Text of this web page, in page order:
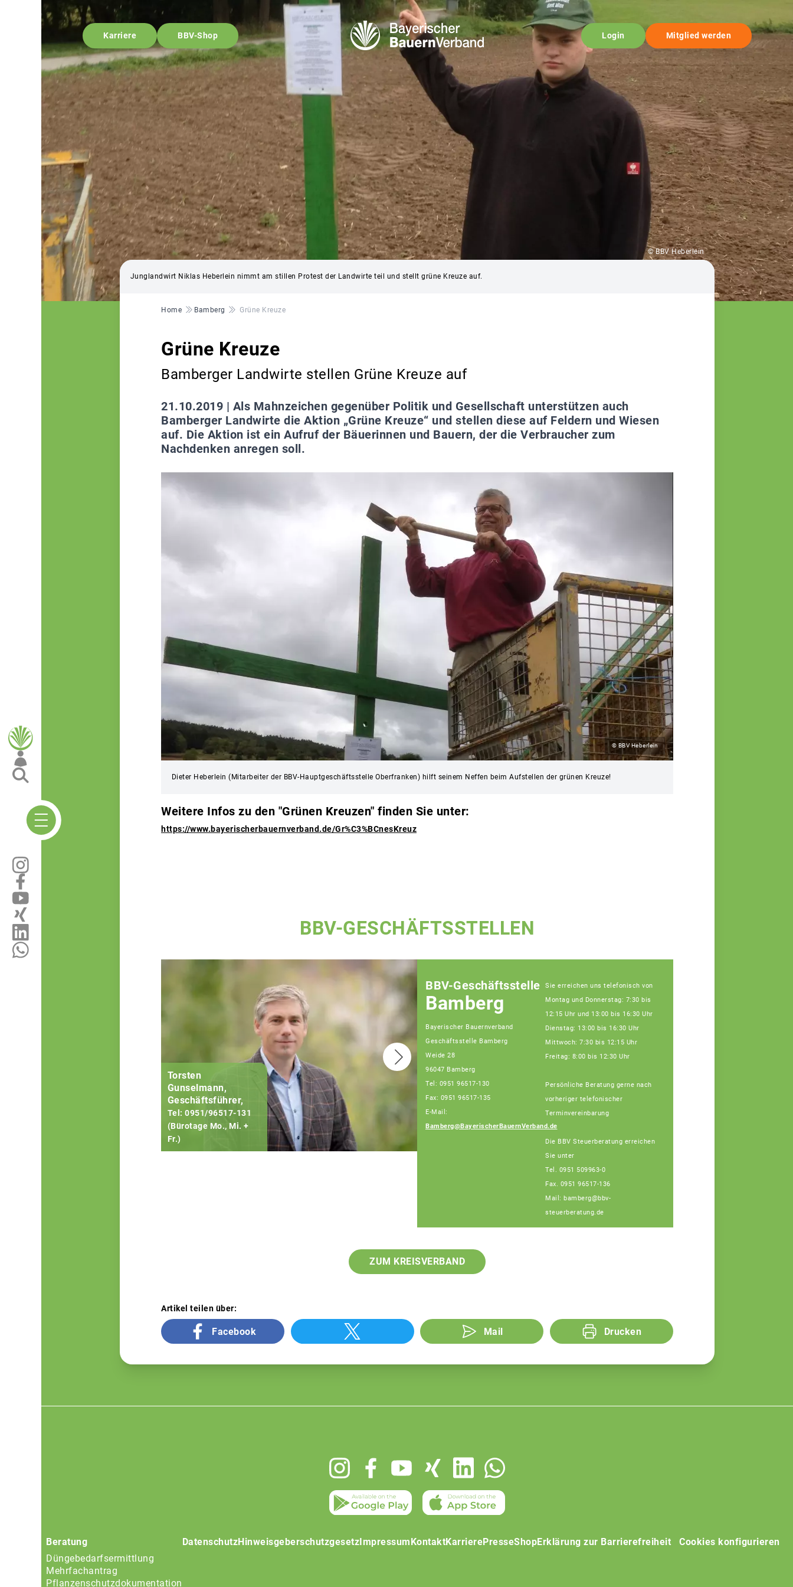
Karriere BBV-Shop Login Mitglied werden
© BBV Heberlein
Junglandwirt Niklas Heberlein nimmt am stillen Protest der Landwirte teil und stellt grüne Kreuze auf.
Pfadnavigation
Home Bamberg Grüne Kreuze
Grüne Kreuze
Bamberger Landwirte stellen Grüne Kreuze auf
21.10.2019 | Als Mahnzeichen gegenüber Politik und Gesellschaft unterstützen auch
Bamberger Landwirte die Aktion „Grüne Kreuze“ und stellen diese auf Feldern und Wiesen
auf. Die Aktion ist ein Aufruf der Bäuerinnen und Bauern, der die Verbraucher zum
Nachdenken anregen soll.
© BBV Heberlein
Dieter Heberlein (Mitarbeiter der BBV-Hauptgeschäftsstelle Oberfranken) hilft seinem Neffen beim Aufstellen der grünen Kreuze!
Weitere Infos zu den "Grünen Kreuzen" finden Sie unter:
https://www.bayerischerbauernverband.de/Gr%C3%BCnesKreuz
BBV-GESCHÄFTSSTELLEN
Torsten
Gunselmann,
Geschäftsführer,
Tel: 0951/96517-131
(Bürotage Mo., Mi. +
Fr.)
Sebastian Hümmer,
Fachberater,
Tel: 0951/96517-128
BBV-Geschäftsstelle
Bamberg
Bayerischer Bauernverband
Geschäftsstelle Bamberg
Weide 28
96047 Bamberg
Tel: 0951 96517-130
Fax: 0951 96517-135
E-Mail:
Bamberg@BayerischerBauernVerband.de
Sie erreichen uns telefonisch von
Montag und Donnerstag: 7:30 bis
12:15 Uhr und 13:00 bis 16:30 Uhr
Dienstag: 13:00 bis 16:30 Uhr
Mittwoch: 7:30 bis 12:15 Uhr
Freitag: 8:00 bis 12:30 Uhr
Persönliche Beratung gerne nach
vorheriger telefonischer
Terminvereinbarung
Die BBV Steuerberatung erreichen
Sie unter
Tel. 0951 509963-0
Fax. 0951 96517-136
Mail: bamberg@bbv-
steuerberatung.de
ZUM KREISVERBAND
Artikel teilen über:
Facebook Mail Drucken
Beratung
Düngebedarfsermittlung
Mehrfachantrag
Pflanzenschutzdokumentation
DatenschutzHinweisgeberschutzgesetz Impressum KontaktKarrierePresseShopErklärung zur Barrierefreiheit Cookies konfigurieren